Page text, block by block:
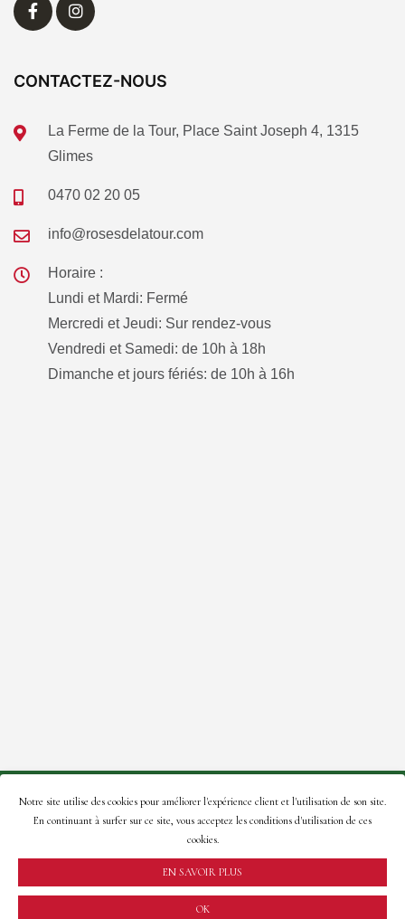
CONTACTEZ-NOUS
La Ferme de la Tour, Place Saint Joseph 4, 1315
Glimes
0470 02 20 05
info@rosesdelatour.com
Horaire :
Lundi et Mardi: Fermé
Mercredi et Jeudi: Sur rendez-vous
Vendredi et Samedi: de 10h à 18h
Dimanche et jours fériés: de 10h à 16h
© 2021 Roses de la Tour – Site créé par:A2Com.
En naviguant sur ce site, vous acceptez notrepolitique de
Notre site utilise des cookies pour améliorer l'expérience client et l'utilisation de son site.
En continuant à surfer sur ce site, vous acceptez les conditions d'utilisation de ces
cookies.
EN SAVOIR PLUS
OK